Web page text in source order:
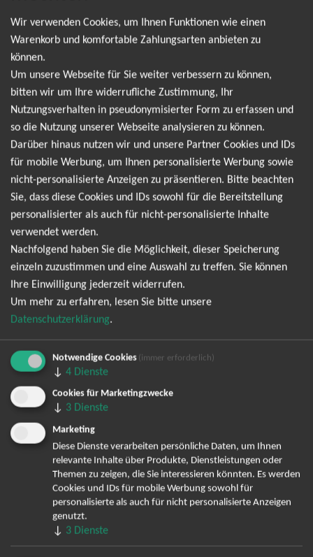
Leider gibt es aktuell von King Krule keine
Termine. Wir informieren dich jedoch gerne
direkt, sobald es neue Termine gibt. Einfach hier
für den King Krule Newsletter anmelden und
keine Angebote und Tourdaten mehr verpassen!
Ich möchte den regelmäßig erscheinenden Newsletter
abonnieren und bin daher mit einer Speicherung meiner E-
Mail-Adresse zum Zweck der Zustellung des Newsletters
Newsletter kann ich jederzeit wieder abbestellen.
Bereits angemeldet? Hier können Sie sich abmelden ...
TOP-Events
André Rieu Tickets
David Garrett Tickets
Andrea Berg Tickets
Backstreet Boys Tickets
Wir verwenden Cookies, um Ihnen Funktionen wie einen
Warenkorb und komfortable Zahlungsarten anbieten zu
können.
Um unsere Webseite für Sie weiter verbessern zu können,
bitten wir um Ihre widerrufliche Zustimmung, Ihr
Nutzungsverhalten in pseudonymisierter Form zu erfassen und
so die Nutzung unserer Webseite analysieren zu können.
Darüber hinaus nutzen wir und unsere Partner Cookies und IDs
für mobile Werbung, um Ihnen personalisierte Werbung sowie
nicht-personalisierte Anzeigen zu präsentieren. Bitte beachten
Sie, dass diese Cookies und IDs sowohl für die Bereitstellung
personalisierter als auch für nicht-personalisierte Inhalte
verwendet werden.
Nachfolgend haben Sie die Möglichkeit, dieser Speicherung
einzeln zuzustimmen und eine Auswahl zu treffen. Sie können
Ihre Einwilligung jederzeit widerrufen.
Um mehr zu erfahren, lesen Sie bitte unsere
Datenschutzerklärung.
Notwendige Cookies (immer erforderlich)
↓ 4 Dienste
Cookies für Marketingzwecke
↓ 3 Dienste
Marketing
Diese Dienste verarbeiten persönliche Daten, um Ihnen
relevante Inhalte über Produkte, Dienstleistungen oder
Themen zu zeigen, die Sie interessieren könnten. Es werden
Cookies und IDs für mobile Werbung sowohl für
personalisierte als auch für nicht personalisierte Anzeigen
genutzt.
↓ 3 Dienste